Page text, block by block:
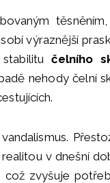
výraznější
čelního
nehody čelní
v dnešní
což zvyšuje